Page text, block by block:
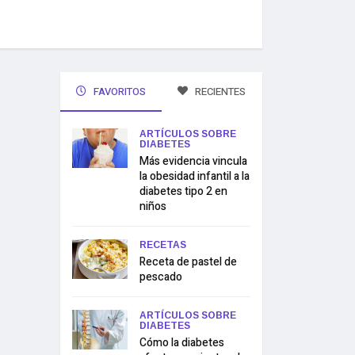
FAVORITOS RECIENTES
ARTÍCULOS SOBRE
DIABETES
Más evidencia vincula
la obesidad infantil a la
diabetes tipo 2 en
niños
RECETAS
Receta de pastel de
pescado
ARTÍCULOS SOBRE
DIABETES
Cómo la diabetes